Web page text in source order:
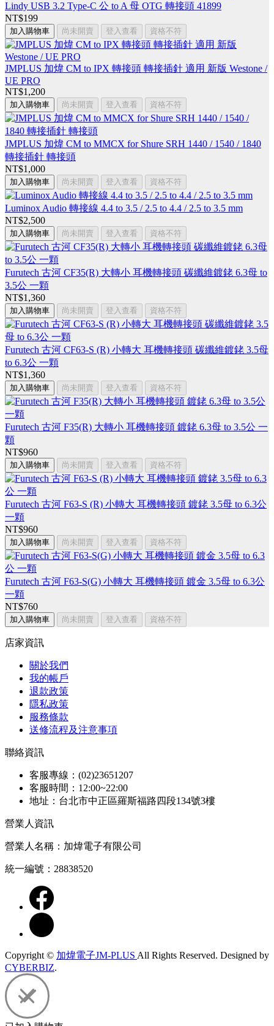
Lindy USB 3.2 Type-C 公 to A 母 OTG 轉接頭 41899
NT$199
加入購物車 尚未開賣 登入查看 資格不符
JMPLUS 加煒 CM to IPX 轉接頭 轉接插針 適用 新版 Westone /
UE PRO
NT$1,200
加入購物車 尚未開賣 登入查看 資格不符
JMPLUS 加煒 CM to MMCX for Shure SRH 1440 / 1540 / 1840
轉接插針 轉接頭
NT$1,000
加入購物車 尚未開賣 登入查看 資格不符
Luminox Audio 轉接線 4.4 to 3.5 / 2.5 to 4.4 / 2.5 to 3.5 mm
NT$2,500
加入購物車 尚未開賣 登入查看 資格不符
Furutech 古河 CF35(R) 大轉小 耳機轉接頭 碳纖維鍍銠 6.3母 to
3.5公 一顆
NT$1,360
加入購物車 尚未開賣 登入查看 資格不符
Furutech 古河 CF63-S (R) 小轉大 耳機轉接頭 碳纖維鍍銠 3.5母
to 6.3公 一顆
NT$1,360
加入購物車 尚未開賣 登入查看 資格不符
Furutech 古河 F35(R) 大轉小 耳機轉接頭 鍍銠 6.3母 to 3.5公 一
顆
NT$960
加入購物車 尚未開賣 登入查看 資格不符
Furutech 古河 F63-S (R) 小轉大 耳機轉接頭 鍍銠 3.5母 to 6.3公
一顆
NT$960
加入購物車 尚未開賣 登入查看 資格不符
Furutech 古河 F63-S(G) 小轉大 耳機轉接頭 鍍金 3.5母 to 6.3公
一顆
NT$760
加入購物車 尚未開賣 登入查看 資格不符
店家資訊
關於我們
我的帳戶
退款政策
隱私政策
服務條款
送修流程及注意事項
聯絡資訊
客服專線：(02)23651207
客服時間：12:00~22:00
地址：台北市中正區羅斯福路四段134號3樓
營業人資訊
營業人名稱：加煒電子有限公司
統一編號：28838520
Copyright © 加煒電子JM-PLUS All Rights Reserved. Designed by
CYBERBIZ.